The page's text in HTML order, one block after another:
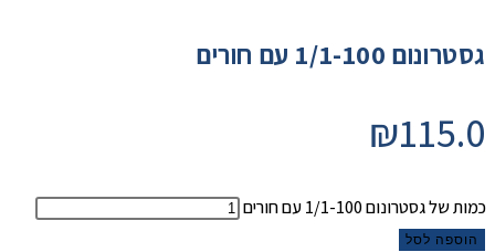
גסטרונום 1/1-100 עם חורים
₪115.0
כמות של גסטרונום 1/1-100 עם חורים
הוספה לסל